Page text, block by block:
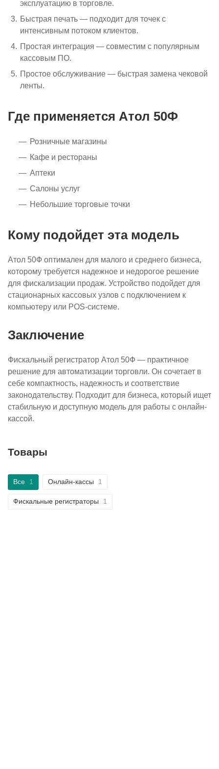
эксплуатацию в торговле.
Быстрая печать — подходит для точек с
интенсивным потоком клиентов.
Простая интеграция — совместим с популярным
кассовым ПО.
Простое обслуживание — быстрая замена чековой
ленты.
Где применяется Атол 50Ф
Розничные магазины
Кафе и рестораны
Аптеки
Салоны услуг
Небольшие торговые точки
Кому подойдет эта модель
Атол 50Ф оптимален для малого и среднего бизнеса,
которому требуется надежное и недорогое решение
для фискализации продаж. Устройство подойдет для
стационарных кассовых узлов с подключением к
компьютеру или POS-системе.
Заключение
Фискальный регистратор Атол 50Ф — практичное
решение для автоматизации торговли. Он сочетает в
себе компактность, надежность и соответствие
законодательству. Подходит для бизнеса, который ищет
стабильную и доступную модель для работы с онлайн-
кассой.
Товары
Все 1 Онлайн-кассы 1
Фискальные регистраторы 1